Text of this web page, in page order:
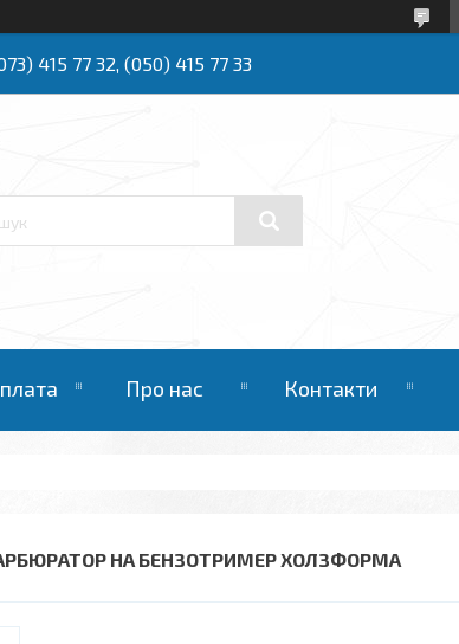
415 77 32, (050) 415 77 33
Про нас Контакти
НА БЕНЗОТРИМЕР ХОЛЗФОРМА